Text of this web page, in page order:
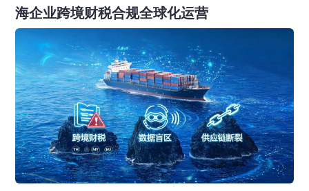
海企业跨境财税合规全球化运营